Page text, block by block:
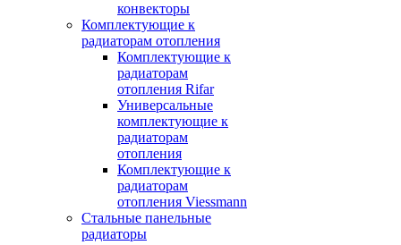
конвекторы
Комплектующие к
радиаторам отопления
Комплектующие к
радиаторам
отопления Rifar
Универсальные
комплектующие к
радиаторам
отопления
Комплектующие к
радиаторам
отопления Viessmann
Стальные панельные
радиаторы